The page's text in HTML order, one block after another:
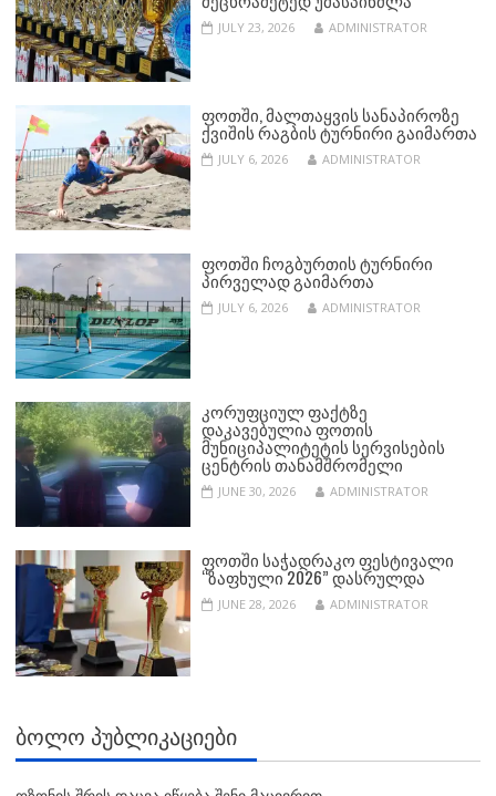
JULY 23, 2026 ADMINISTRATOR
ᲤᲝᲗᲨᲘ, ᲛᲐᲚᲗᲐᲧᲕᲘᲡ ᲡᲐᲜᲐᲞᲘᲠᲝᲖᲔ
ᲥᲕᲘᲨᲘᲡ ᲠᲐᲒᲑᲘᲡ ᲢᲣᲠᲜᲘᲠᲘ ᲒᲐᲘᲛᲐᲠᲗᲐ
JULY 6, 2026 ADMINISTRATOR
ᲤᲝᲗᲨᲘ ᲩᲝᲒᲑᲣᲠᲗᲘᲡ ᲢᲣᲠᲜᲘᲠᲘ
ᲞᲘᲠᲕᲔᲚᲐᲓ ᲒᲐᲘᲛᲐᲠᲗᲐ
JULY 6, 2026 ADMINISTRATOR
ᲙᲝᲠᲣᲤᲪᲘᲣᲚ ᲤᲐᲥᲢᲖᲔ
ᲓᲐᲙᲐᲕᲔᲑᲣᲚᲘᲐ ᲤᲝᲗᲘᲡ
ᲛᲣᲜᲘᲪᲘᲞᲐᲚᲘᲢᲔᲢᲘᲡ ᲡᲔᲠᲕᲘᲡᲔᲑᲘᲡ
ᲪᲔᲜᲢᲠᲘᲡ ᲗᲐᲜᲐᲛᲨᲠᲝᲛᲔᲚᲘ
JUNE 30, 2026 ADMINISTRATOR
ᲤᲝᲗᲨᲘ ᲡᲐᲭᲐᲓᲠᲐᲙᲝ ᲤᲔᲡᲢᲘᲕᲐᲚᲘ
“ᲖᲐᲤᲮᲣᲚᲘ 2026” ᲓᲐᲡᲠᲣᲚᲓᲐ
JUNE 28, 2026 ADMINISTRATOR
ᲑᲝᲚᲝ ᲞᲣᲑᲚᲘᲙᲐᲪᲘᲔᲑᲘ